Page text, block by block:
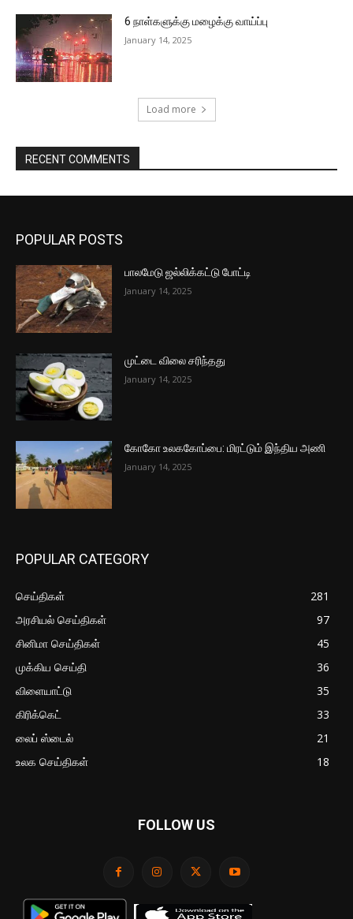
6 நாள்களுக்கு மழைக்கு வாய்ப்பு
January 14, 2025
Load more
RECENT COMMENTS
POPULAR POSTS
பாலமேடு ஜல்லிக்கட்டு போட்டி
January 14, 2025
முட்டை விலை சரிந்தது
January 14, 2025
கோகோ உலககோப்பை: மிரட்டும் இந்திய அணி
January 14, 2025
POPULAR CATEGORY
செய்திகள்
281
அரசியல் செய்திகள்
97
சினிமா செய்திகள்
45
முக்கிய செய்தி
36
விளையாட்டு
35
கிரிக்கெட்
33
லைப் ஸ்டைல்
21
உலக செய்திகள்
18
FOLLOW US